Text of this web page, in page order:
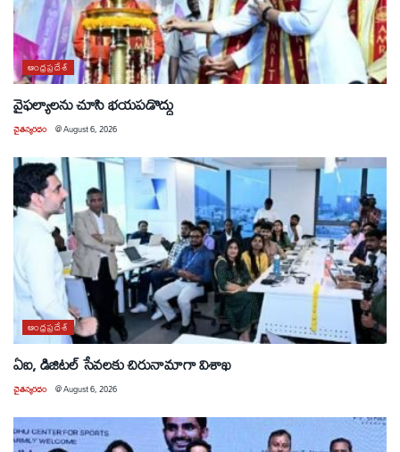
ఆంధ్రప్రదేశ్
వైఫల్యాలను చూసి భయపడొద్దు
చైతన్యరధం @August 6, 2026
ఆంధ్రప్రదేశ్
ఏఐ, డిజిటల్ సేవలకు చిరునామాగా విశాఖ
చైతన్యరధం @August 6, 2026